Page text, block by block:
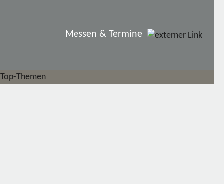
Messen & Termine
Top-Themen